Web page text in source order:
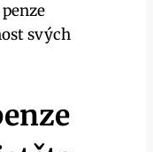
svých